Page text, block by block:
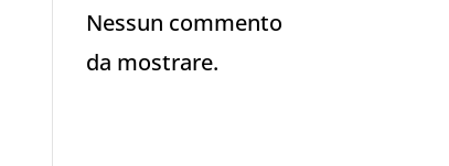
Nessun commento
da mostrare.